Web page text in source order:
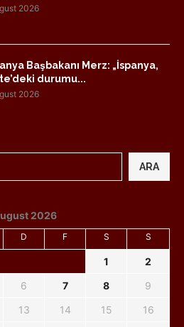
2026
Başbakanı Merz: „İspanya,
durumu...
2026
ARA
2026
D F S S
1
2
6 7 8
9
13 14 15
16